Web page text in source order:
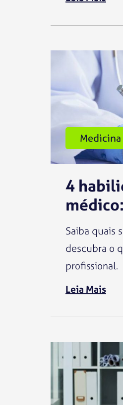
Medicina
4
Saiba quais
descubra o
profissional.
Leia Mais